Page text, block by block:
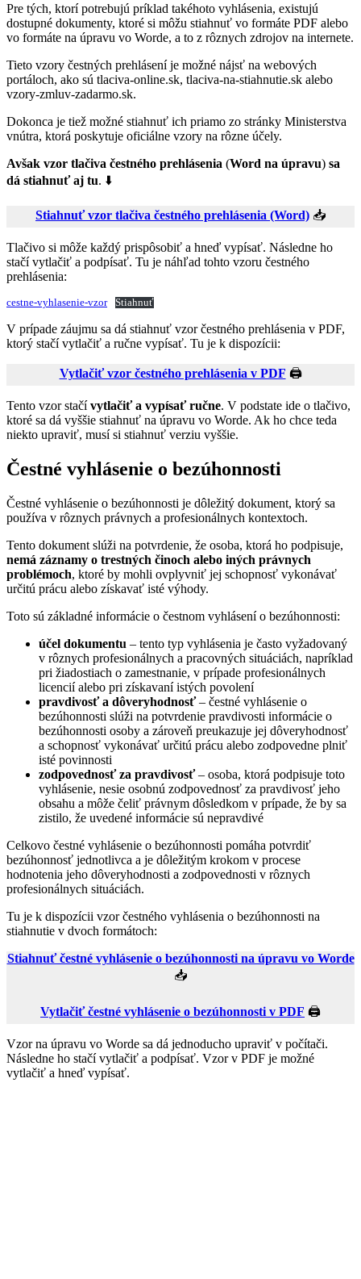
Pre tých, ktorí potrebujú príklad takéhoto vyhlásenia, existujú
dostupné dokumenty, ktoré si môžu stiahnuť vo formáte PDF alebo
vo formáte na úpravu vo Worde, a to z rôznych zdrojov na internete.
Tieto vzory čestných prehlásení je možné nájsť na webových
portáloch, ako sú tlaciva-online.sk, tlaciva-na-stiahnutie.sk alebo
vzory-zmluv-zadarmo.sk.
Dokonca je tiež možné stiahnuť ich priamo zo stránky Ministerstva
vnútra, ktorá poskytuje oficiálne vzory na rôzne účely.
Avšak vzor tlačiva čestného prehlásenia (Word na úpravu) sa
dá stiahnuť aj tu. ⬇️
Stiahnuť vzor tlačiva čestného prehlásenia (Word) 📥
Tlačivo si môže každý prispôsobiť a hneď vypísať. Následne ho
stačí vytlačiť a podpísať. Tu je náhľad tohto vzoru čestného
prehlásenia:
cestne-vyhlasenie-vzor Stiahnuť
V prípade záujmu sa dá stiahnuť vzor čestného prehlásenia v PDF,
ktorý stačí vytlačiť a ručne vypísať. Tu je k dispozícii:
Vytlačiť vzor čestného prehlásenia v PDF 🖨️
Tento vzor stačívytlačiť a vypísať ručne. V podstate ide o tlačivo,
ktoré sa dá vyššie stiahnuť na úpravu vo Worde. Ak ho chce teda
niekto upraviť, musí si stiahnuť verziu vyššie.
Čestné vyhlásenie o bezúhonnosti
Čestné vyhlásenie o bezúhonnosti je dôležitý dokument, ktorý sa
používa v rôznych právnych a profesionálnych kontextoch.
Tento dokument slúži na potvrdenie, že osoba, ktorá ho podpisuje,
nemá záznamy o trestných činoch alebo iných právnych
problémoch, ktoré by mohli ovplyvniť jej schopnosť vykonávať
určitú prácu alebo získavať isté výhody.
Toto sú základné informácie o čestnom vyhlásení o bezúhonnosti:
účel dokumentu – tento typ vyhlásenia je často vyžadovaný
v rôznych profesionálnych a pracovných situáciách, napríklad
pri žiadostiach o zamestnanie, v prípade profesionálnych
licencií alebo pri získavaní istých povolení
pravdivosť a dôveryhodnosť– čestné vyhlásenie o
bezúhonnosti slúži na potvrdenie pravdivosti informácie o
bezúhonnosti osoby a zároveň preukazuje jej dôveryhodnosť
a schopnosť vykonávať určitú prácu alebo zodpovedne plniť
isté povinnosti
zodpovednosť za pravdivosť– osoba, ktorá podpisuje toto
vyhlásenie, nesie osobnú zodpovednosť za pravdivosť jeho
obsahu a môže čeliť právnym dôsledkom v prípade, že by sa
zistilo, že uvedené informácie sú nepravdivé
Celkovo čestné vyhlásenie o bezúhonnosti pomáha potvrdiť
bezúhonnosť jednotlivca a je dôležitým krokom v procese
hodnotenia jeho dôveryhodnosti a zodpovednosti v rôznych
profesionálnych situáciách.
Tu je k dispozícii vzor čestného vyhlásenia o bezúhonnosti na
stiahnutie v dvoch formátoch:
Stiahnuť čestné vyhlásenie o bezúhonnosti na úpravu vo Worde
📥
Vytlačiť čestné vyhlásenie o bezúhonnosti v PDF 🖨️
Vzor na úpravu vo Worde sa dá jednoducho upraviť v počítači.
Následne ho stačí vytlačiť a podpísať. Vzor v PDF je možné
vytlačiť a hneď vypísať.